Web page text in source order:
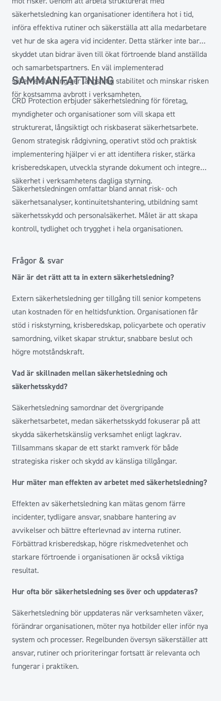
säkerhetsledning kan organisationer identifiera hot i tid,
införa effektiva rutiner och säkerställa att alla medarbetare
vet hur de ska agera vid incidenter. Detta stärker inte bara
skyddet utan bidrar även till ökat förtroende bland anställda
och samarbetspartners. En väl implementerad
säkerhetsledning ger långsiktig stabilitet och minskar risken
för kostsamma avbrott i verksamheten.
SAMMANFATTNING
CRD Protection erbjuder säkerhetsledning för företag,
myndigheter och organisationer som vill skapa ett
strukturerat, långsiktigt och riskbaserat säkerhetsarbete.
Genom strategisk rådgivning, operativt stöd och praktisk
implementering hjälper vi er att identifiera risker, stärka
krisberedskapen, utveckla styrande dokument och integrera
säkerhet i verksamhetens dagliga styrning.
Säkerhetsledningen omfattar bland annat risk- och
säkerhetsanalyser, kontinuitetshantering, utbildning samt
säkerhetsskydd och personalsäkerhet. Målet är att skapa
kontroll, tydlighet och trygghet i hela organisationen.
Frågor & svar
När är det rätt att ta in extern säkerhetsledning?
Extern säkerhetsledning ger tillgång till senior kompetens
utan kostnaden för en heltidsfunktion. Organisationen får
stöd i riskstyrning, krisberedskap, policyarbete och operativ
samordning, vilket skapar struktur, snabbare beslut och
högre motståndskraft.
Vad är skillnaden mellan säkerhetsledning och
säkerhetsskydd?
Säkerhetsledning samordnar det övergripande
säkerhetsarbetet, medan säkerhetsskydd fokuserar på att
skydda säkerhetskänslig verksamhet enligt lagkrav.
Tillsammans skapar de ett starkt ramverk för både
strategiska risker och skydd av känsliga tillgångar.
Hur mäter man effekten av arbetet med säkerhetsledning?
Effekten av säkerhetsledning kan mätas genom färre
incidenter, tydligare ansvar, snabbare hantering av
avvikelser och bättre efterlevnad av interna rutiner.
Förbättrad krisberedskap, högre riskmedvetenhet och
starkare förtroende i organisationen är också viktiga
resultat.
Hur ofta bör säkerhetsledning ses över och uppdateras?
Säkerhetsledning bör uppdateras när verksamheten växer,
förändrar organisationen, möter nya hotbilder eller inför nya
system och processer. Regelbunden översyn säkerställer att
ansvar, rutiner och prioriteringar fortsatt är relevanta och
fungerar i praktiken.